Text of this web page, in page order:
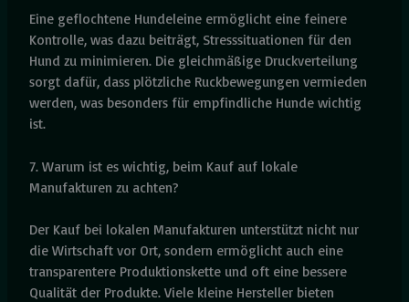
Eine geflochtene Hundeleine ermöglicht eine feinere
Kontrolle, was dazu beiträgt, Stresssituationen für den
Hund zu minimieren. Die gleichmäßige Druckverteilung
sorgt dafür, dass plötzliche Ruckbewegungen vermieden
werden, was besonders für empfindliche Hunde wichtig
ist.
7. Warum ist es wichtig, beim Kauf auf lokale
Manufakturen zu achten?
Der Kauf bei lokalen Manufakturen unterstützt nicht nur
die Wirtschaft vor Ort, sondern ermöglicht auch eine
transparentere Produktionskette und oft eine bessere
Qualität der Produkte. Viele kleine Hersteller bieten